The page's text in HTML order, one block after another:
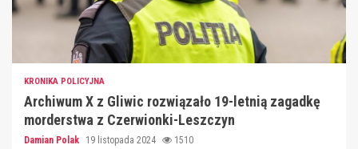
KRONIKA POLICYJNA
Archiwum X z Gliwic rozwiązało 19-letnią zagadkę
morderstwa z Czerwionki-Leszczyn
Damian Polak 19 listopada 2024 1510